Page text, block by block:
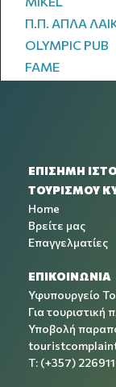
Π.Π. ΑΠΛΑ
OLYMPIC PUB
FAME
ΕΠΙΣΗΜΗ
ΤΟΥΡΙΣΜΟΥ
Home
Βρείτε μας
Επαγγελματίες
ΕΠΙΚΟΙΝΩΝΙΑ
Υφυπουργείο
Για
Υποβολή
T: (+357)